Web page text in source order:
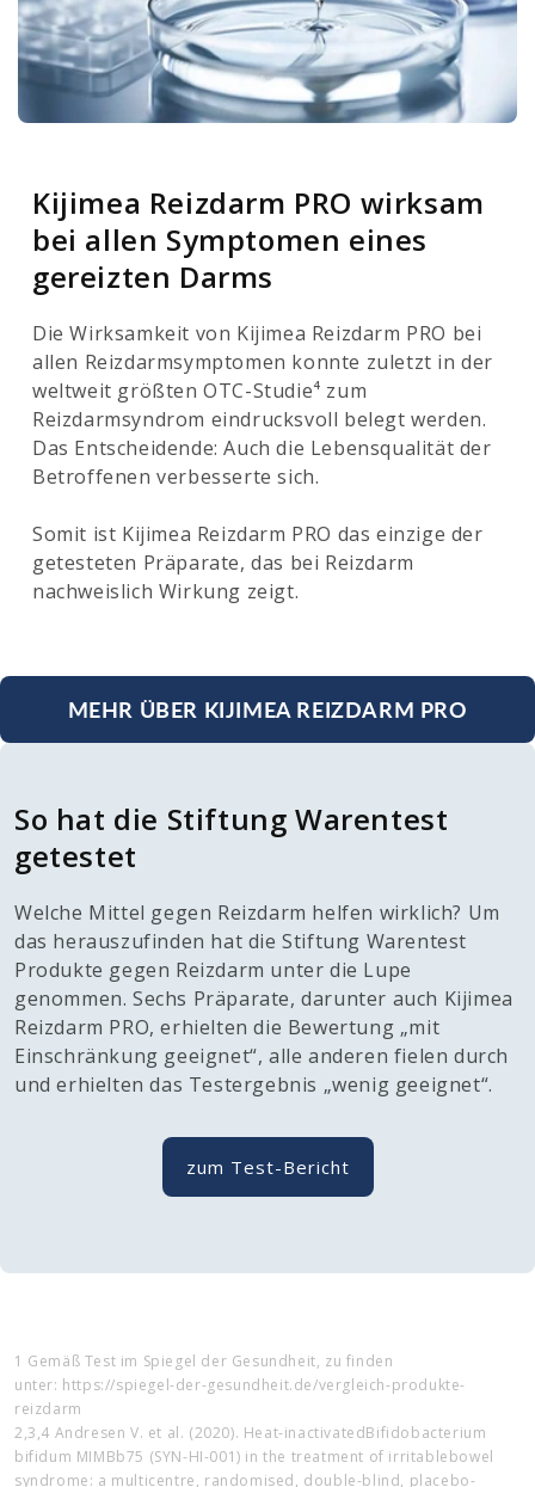
Kijimea Reizdarm PRO wirksam
bei allen Symptomen eines
gereizten Darms
Die Wirksamkeit von Kijimea Reizdarm PRO bei
allen Reizdarmsymptomen konnte zuletzt in der
weltweit größten OTC-Studie⁴ zum
Reizdarmsyndrom eindrucksvoll belegt werden.
Das Entscheidende: Auch die Lebensqualität der
Betroffenen verbesserte sich.
Somit ist Kijimea Reizdarm PRO das einzige der
getesteten Präparate, das bei Reizdarm
nachweislich Wirkung zeigt.
MEHR ÜBER KIJIMEA REIZDARM PRO
So hat die Stiftung Warentest
getestet
Welche Mittel gegen Reizdarm helfen wirklich? Um
das herauszufinden hat die Stiftung Warentest
Produkte gegen Reizdarm unter die Lupe
genommen. Sechs Präparate, darunter auch Kijimea
Reizdarm PRO, erhielten die Bewertung „mit
Einschränkung geeignet“, alle anderen fielen durch
und erhielten das Testergebnis „wenig geeignet“.
zum Test-Bericht
1 Gemäß Test im Spiegel der Gesundheit, zu finden
unter: https://spiegel-der-gesundheit.de/vergleich-produkte-
reizdarm
2,3,4 Andresen V. et al. (2020). Heat-inactivatedBifidobacterium
bifidum MIMBb75 (SYN-HI-001) in the treatment of irritablebowel
syndrome: a multicentre, randomised, double-blind, placebo-